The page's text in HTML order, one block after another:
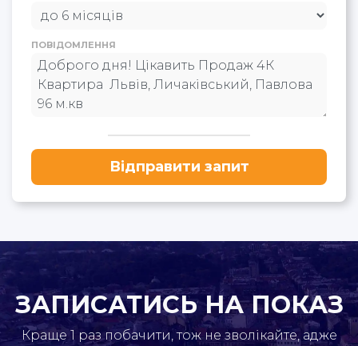
ПОВІДОМЛЕННЯ
Відправити запит
ЗАПИСАТИСЬ НА ПОКАЗ
Краще 1 раз побачити, тож не зволікайте, адже